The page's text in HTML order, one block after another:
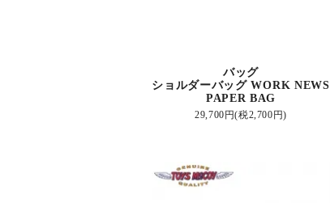
バッグ
ショルダーバッグ WORK NEWS
PAPER BAG
29,700円(税2,700円)